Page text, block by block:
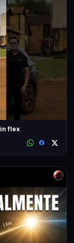
flex